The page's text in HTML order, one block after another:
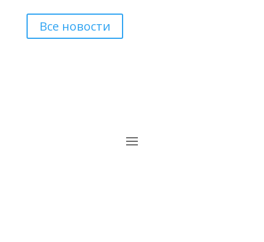
Все новости